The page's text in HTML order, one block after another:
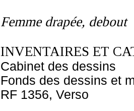
Femme drapée, debout
INVENTAIRES ET
Cabinet des dessins
Fonds des dessins et
RF 1356, Verso